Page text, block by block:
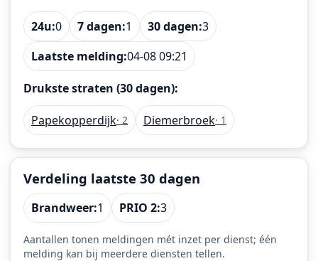
24u:0 7 dagen:1 30 dagen:3
Laatste melding:04-08 09:21
Drukste straten (30 dagen):
Papekopperdijk· 2 Diemerbroek· 1
Verdeling laatste 30 dagen
Brandweer:1 PRIO 2:3
Aantallen tonen meldingen mét inzet per dienst; één
melding kan bij meerdere diensten tellen.